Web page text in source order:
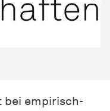
bei empirisch-